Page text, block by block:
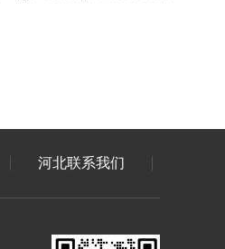
河北联系我们